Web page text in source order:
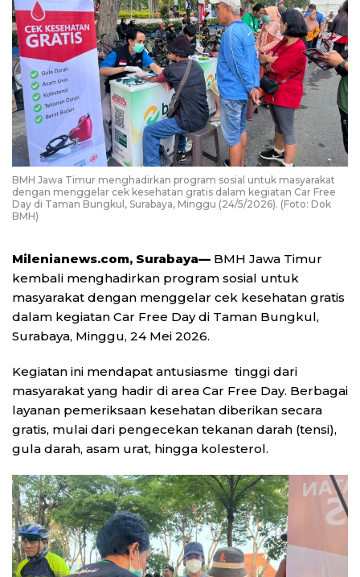
BMH Jawa Timur menghadirkan program sosial untuk masyarakat
dengan menggelar cek kesehatan gratis dalam kegiatan Car Free
Day di Taman Bungkul, Surabaya, Minggu (24/5/2026). (Foto: Dok
BMH)
Milenianews.com, Surabaya— BMH Jawa Timur
kembali menghadirkan program sosial untuk
masyarakat dengan menggelar cek kesehatan gratis
dalam kegiatan Car Free Day di Taman Bungkul,
Surabaya, Minggu, 24 Mei 2026.
Kegiatan ini mendapat antusiasme tinggi dari
masyarakat yang hadir di area Car Free Day. Berbagai
layanan pemeriksaan kesehatan diberikan secara
gratis, mulai dari pengecekan tekanan darah (tensi),
gula darah, asam urat, hingga kolesterol.